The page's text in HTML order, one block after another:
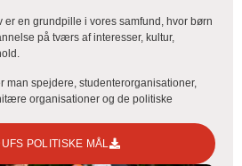
er en grundpille i vores samfund, hvor børn
på tværs af interesser, kultur,
man spejdere, studenterorganisationer,
organisationer og de politiske
POLITISKE MÅL